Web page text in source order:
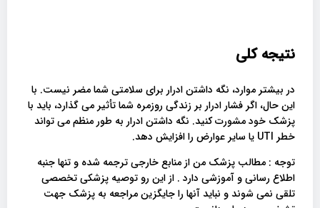
نتیجه کلی
در بیشتر موارد، نگه داشتن ادرار برای سلامتی شما مضر نیست. با
این حال، اگر فشار ادرار بر زندگی روزمره شما تأثیر می گذارد، باید با
پزشک خود مشورت کنید. نگه داشتن ادرار به طور منظم می تواند
خطر UTI یا سایر عوارض را افزایش دهد.
توجه : مطالب پزشک من از منابع خارجی ترجمه شده و تنها جنبه
اطلاع رسانی و آموزشی دارد . از این رو توصیه پزشکی تخصصی
تلقی نمی شوند و نباید آنها را جایگزین مراجعه به پزشک جهت